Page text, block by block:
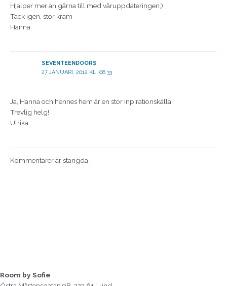
Hjälper mer än gärna till med våruppdateringen;)
Tack igen, stor kram
Hanna
SEVENTEENDOORS
27 JANUARI, 2012 KL. 08:33
Ja, Hanna och hennes hem är en stor inpirationskälla!
Trevlig helg!
Ulrika
Kommentarer är stängda.
Room by Sofie